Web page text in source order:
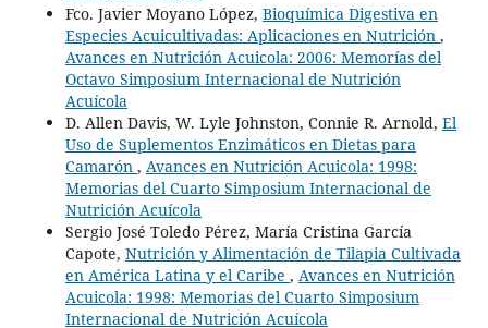
Fco. Javier Moyano López, Bioquímica Digestiva en
Especies Acuicultivadas: Aplicaciones en Nutrición ,
Avances en Nutrición Acuicola: 2006: Memorías del
Octavo Simposium Internacional de Nutrición
Acuícola
D. Allen Davis, W. Lyle Johnston, Connie R. Arnold, El
Uso de Suplementos Enzimáticos en Dietas para
Camarón , Avances en Nutrición Acuicola: 1998:
Memorias del Cuarto Simposium Internacional de
Nutrición Acuícola
Sergio José Toledo Pérez, María Cristina García
Capote, Nutrición y Alimentación de Tilapia Cultivada
en América Latina y el Caribe , Avances en Nutrición
Acuicola: 1998: Memorias del Cuarto Simposium
Internacional de Nutrición Acuícola